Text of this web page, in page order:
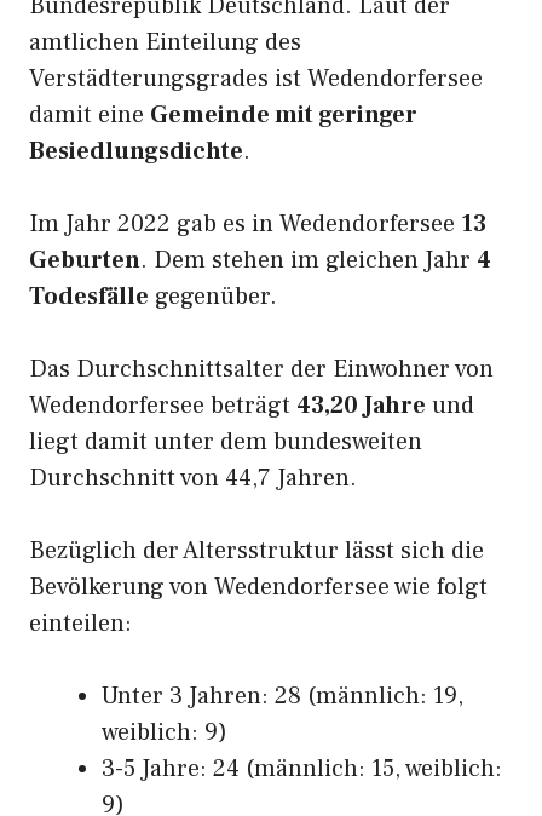
amtlichen Einteilung des
Verstädterungsgrades ist Wedendorfersee
damit eine Gemeinde mit geringer
Besiedlungsdichte.
Im Jahr 2022 gab es in Wedendorfersee 13
Geburten. Dem stehen im gleichen Jahr 4
Todesfälle gegenüber.
Das Durchschnittsalter der Einwohner von
Wedendorfersee beträgt 43,20 Jahre und
liegt damit unter dem bundesweiten
Durchschnitt von 44,7 Jahren.
Bezüglich der Altersstruktur lässt sich die
Bevölkerung von Wedendorfersee wie folgt
einteilen:
Unter 3 Jahren: 28 (männlich: 19,
weiblich: 9)
3-5 Jahre: 24 (männlich: 15, weiblich:
9)